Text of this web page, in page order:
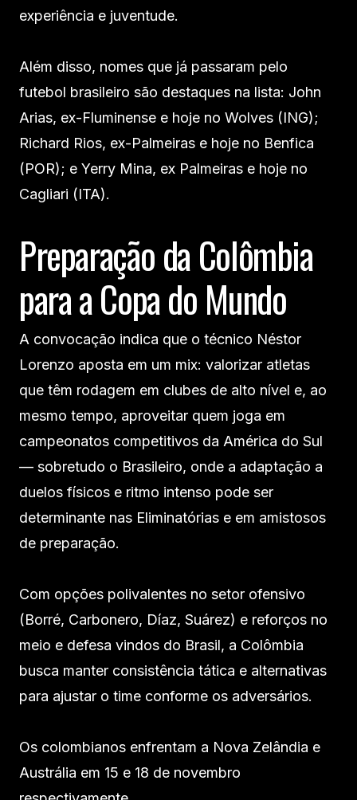
experiência e juventude.
Além disso, nomes que já passaram pelo
futebol brasileiro são destaques na lista: John
Arias, ex-Fluminense e hoje no Wolves (ING);
Richard Rios, ex-Palmeiras e hoje no Benfica
(POR); e Yerry Mina, ex Palmeiras e hoje no
Cagliari (ITA).
Preparação da Colômbia
para a Copa do Mundo
A convocação indica que o técnico Néstor
Lorenzo aposta em um mix: valorizar atletas
que têm rodagem em clubes de alto nível e, ao
mesmo tempo, aproveitar quem joga em
campeonatos competitivos da América do Sul
— sobretudo o Brasileiro, onde a adaptação a
duelos físicos e ritmo intenso pode ser
determinante nas Eliminatórias e em amistosos
de preparação.
Com opções polivalentes no setor ofensivo
(Borré, Carbonero, Díaz, Suárez) e reforços no
meio e defesa vindos do Brasil, a Colômbia
busca manter consistência tática e alternativas
para ajustar o time conforme os adversários.
Os colombianos enfrentam a Nova Zelândia e
Austrália em 15 e 18 de novembro